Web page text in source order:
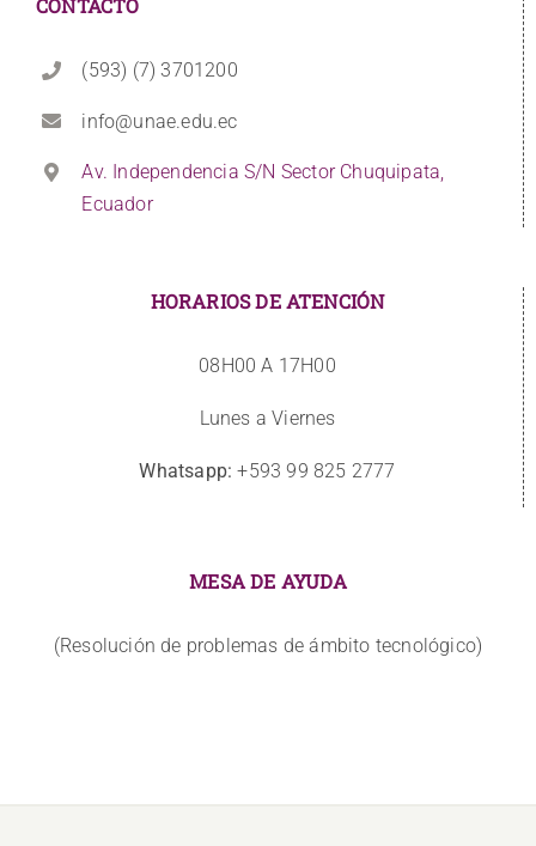
CONTACTO
(593) (7) 3701200
info@unae.edu.ec
Av. Independencia S/N Sector Chuquipata,
Ecuador
HORARIOS DE ATENCIÓN
08H00 A 17H00
Lunes a Viernes
Whatsapp: +593 99 825 2777
MESA DE AYUDA
(Resolución de problemas de ámbito tecnológico)